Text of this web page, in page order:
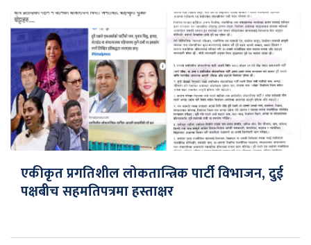
एकीकृत प्रगतिशील लोकतान्त्रिक पार्टी विभाजन, दुई
पक्षबीच सहमतिपत्रमा हस्ताक्षर